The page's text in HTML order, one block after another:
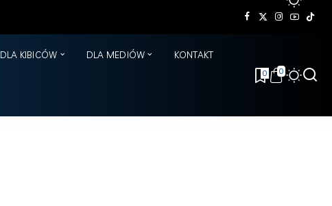
DLA KIBICÓW DLA MEDIÓW KONTAKT
0 0